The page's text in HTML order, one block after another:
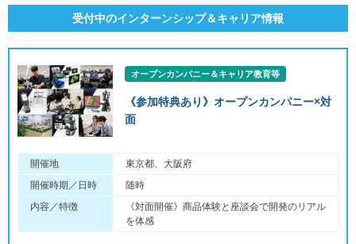
受付中のインターンシップ＆キャリア情報
オープンカンパニー＆キャリア教育等
《参加特典あり》オープンカンパニー×対
面
開催地
東京都、大阪府
開催時期／日時
随時
内容／特徴
《対面開催》商品体験と座談会で開発のリアル
を体感